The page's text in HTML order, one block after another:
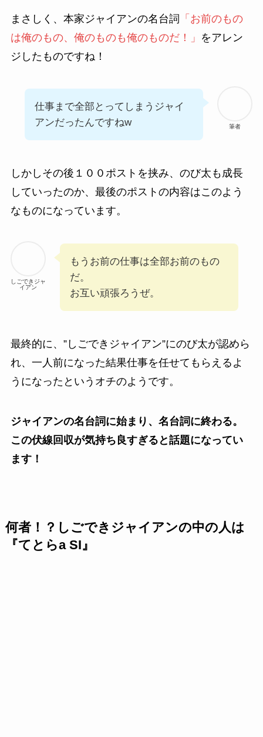
まさしく、本家ジャイアンの名台詞 「お前のもの
は俺のもの、俺のものも俺のものだ！」 をアレン
ジしたものですね！
筆者
仕事まで全部とってしまうジャイ
アンだったんですねw
しかしその後１００ポストを挟み、のび太も成長
していったのか、最後のポストの内容はこのよう
なものになっています。
しごできジャ
イアン
もうお前の仕事は全部お前のもの
だ。
お互い頑張ろうぜ。
最終的に、”しごできジャイアン”にのび太が認めら
れ、一人前になった結果仕事を任せてもらえるよ
うになったというオチのようです。
ジャイアンの名台詞に始まり、名台詞に終わる。
この伏線回収が気持ち良すぎると話題になってい
ます！
何者！？しごできジャイアンの中の人は
『てとらa SI』